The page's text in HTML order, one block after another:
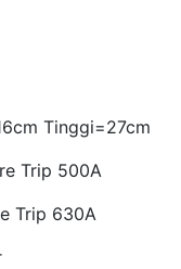
Tinggi=27cm
Trip 500A
Trip 630A